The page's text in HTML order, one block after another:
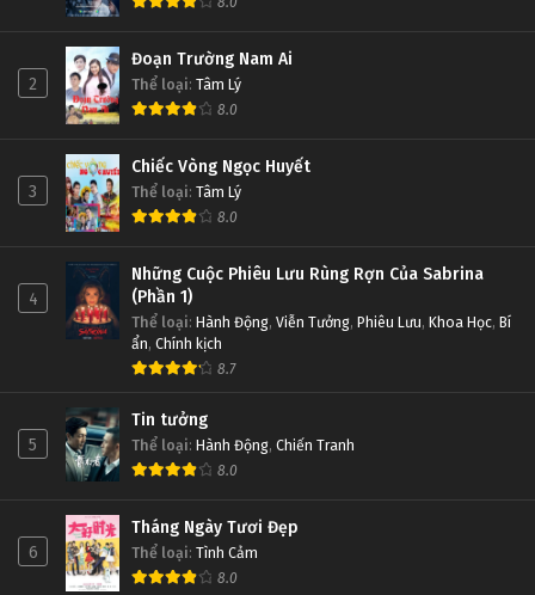
Linh Hồn Bạc phần 1 Tập Tập 218
Tập Tập 218
Linh Hồn Bạc phần 1 Tập Tập 217
Tập Tập 217
Tập Tập 216
Linh Hồn Bạc phần 1 Tập Tập 215
Tập Tập 215
Linh Hồn Bạc phần 1 Tập Tập 214
Tập Tập 214
Linh Hồn Bạc phần 1 Tập Tập 213
Tập Tập 213
Linh Hồn Bạc phần 1 Tập Tập 224
Tập Tập 224
Linh Hồn Bạc phần 1 Tập Tập 223
Tập Tập 223
Tập Tập 222
Linh Hồn Bạc phần 1 Tập Tập 221
Linh Hồn Bạc phần 1 Tập Tập 220
Tập Tập 220
Linh Hồn Bạc phần 1 Tập Tập 219
Tập Tập 219
2
Đoạn Trường Nam Ai
Thể loại: Tâm Lý
8.0
3
Chiếc Vòng Ngọc Huyết
Thể loại: Tâm Lý
8.0
4
Những Cuộc Phiêu Lưu Rùng Rợn Của Sabrina
(Phần 1)
Thể loại: Hành Động, Viễn Tưởng, Phiêu Lưu, Khoa Học, Bí
ẩn, Chính kịch
8.7
5
Tin tưởng
Thể loại: Hành Động, Chiến Tranh
8.0
6
Tháng Ngày Tươi Đẹp
Thể loại: Tình Cảm
8.0